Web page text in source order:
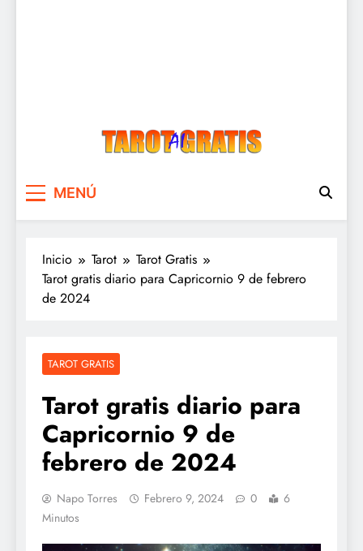
MENÚ
Inicio Tarot
Tarot Gratis
Tarot gratis diario para Capricornio 9 de febrero
de 2024
TAROT GRATIS
Tarot gratis diario para
Capricornio 9 de
febrero de 2024
Napo Torres Febrero 9, 2024 0
6
Minutos